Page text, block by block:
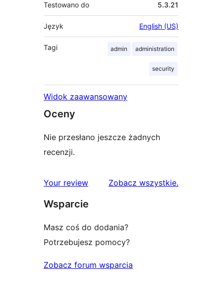
Testowano do 5.3.21
Język English (US)
Tagi admin administration
security
Widok zaawansowany
Oceny
Nie przesłano jeszcze żadnych
recenzji.
Your review Zobacz wszystkierecenzje
.
Wsparcie
Masz coś do dodania?
Potrzebujesz pomocy?
Zobacz forum wsparcia